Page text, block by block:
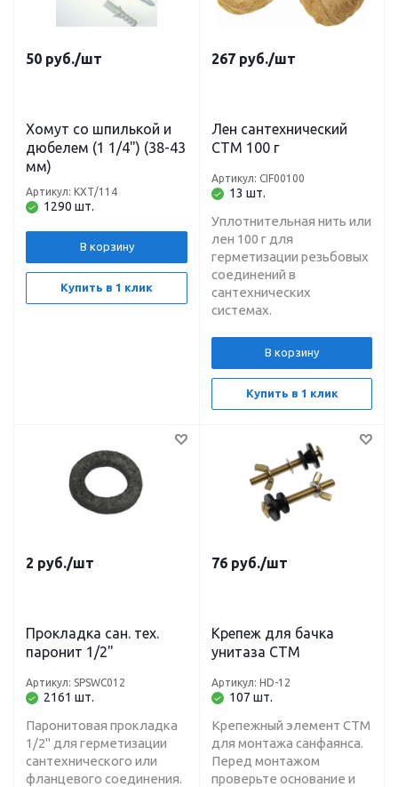
50 руб./шт
Хомут со шпилькой и
дюбелем (1 1/4") (38-43
мм)
1290 шт.
Артикул: КХТ/114
В корзину
Купить в 1 клик
267 руб./шт
Лен сантехнический
СТМ 100 г
13 шт.
Артикул: CIF00100
Уплотнительная нить или
лен 100 г для
герметизации резьбовых
соединений в
сантехнических
системах.
В корзину
Купить в 1 клик
2 руб./шт
Прокладка сан. тех.
паронит 1/2"
2161 шт.
Артикул: SPSWC012
Паронитовая прокладка
1/2" для герметизации
сантехнического или
фланцевого соединения.
76 руб./шт
Крепеж для бачка
унитаза СТМ
107 шт.
Артикул: HD-12
Крепежный элемент СТМ
для монтажа санфаянса.
Перед монтажом
проверьте основание и